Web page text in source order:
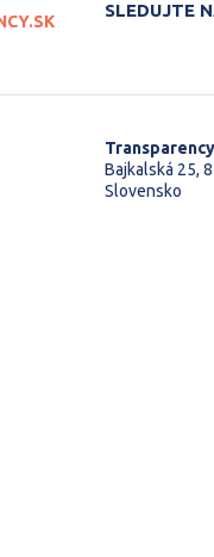
SLEDUJTE
Bajkalská 25,
Slovensko